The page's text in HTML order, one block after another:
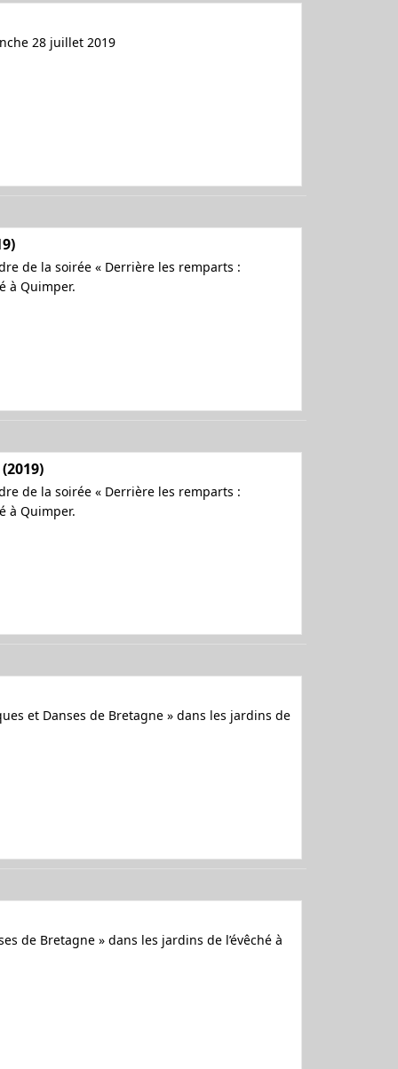
28 juillet 2019
de la soirée « Derrière les remparts :
à Quimper.
de la soirée « Derrière les remparts :
à Quimper.
et Danses de Bretagne » dans les jardins de
de Bretagne » dans les jardins de l’évêché à